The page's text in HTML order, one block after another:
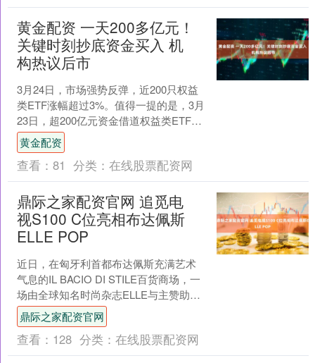
黄金配资 一天200多亿元！
关键时刻抄底资金买入 机
构热议后市
3月24日，市场强势反弹，近200只权益
类ETF涨幅超过3%。值得一提的是，3月
23日，超200亿元资金借道权益类ETF入
市，多只宽基ETF净流入超10亿元。 ....
黄金配资
查看： 81 分类： 在线股票配资网
鼎际之家配资官网 追觅电
视S100 C位亮相布达佩斯
ELLE POP
近日，在匈牙利首都布达佩斯充满艺术
气息的IL BACIO DI STILE百货商场，一
场由全球知名时尚杂志ELLE与主赞助商
追觅科技联合打造的高端生活方式展
——....
鼎际之家配资官网
查看： 128 分类： 在线股票配资网